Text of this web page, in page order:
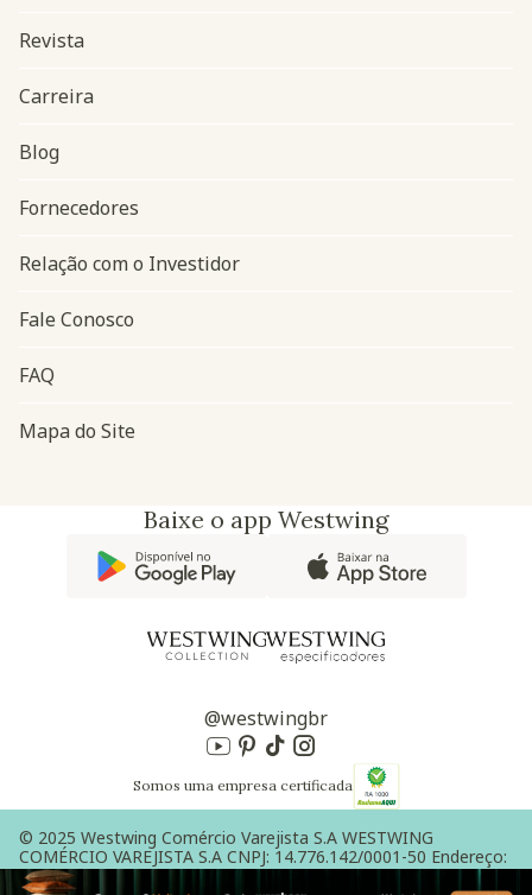
Navegação do rodapé
Revista
Carreira
Blog
Fornecedores
Relação com o Investidor
Fale Conosco
FAQ
Mapa do Site
Baixe o app Westwing
@westwingbr
Somos uma empresa certificada
© 2025 Westwing Comércio Varejista S.A WESTWING
COMÉRCIO VAREJISTA S.A CNPJ: 14.776.142/0001-50 Endereço:
Av. Queiroz Filho, 1700 - Torre A 5° andar - Vila Hamburguesa -